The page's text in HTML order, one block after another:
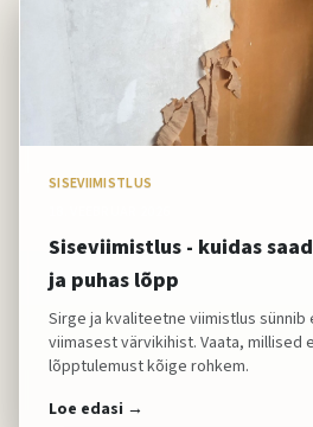
SISEVIIMISTLUS
Siseviimistlus - kuidas
ja puhas lõpp
Sirge ja kvaliteetne viimistlus
viimasest värvikihist. Vaata, millised
lõpptulemust kõige rohkem.
Loe edasi →